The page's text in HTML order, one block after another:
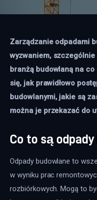
Więcej
Zarządzanie odpadami
wyzwaniem,
branżą budowlaną na
się, jak prawidłowo
budowlanymi, jakie są
można je przekazać do
Co to są
Odpady budowlane to
w wyniku prac
rozbiórkowych. Mogą to